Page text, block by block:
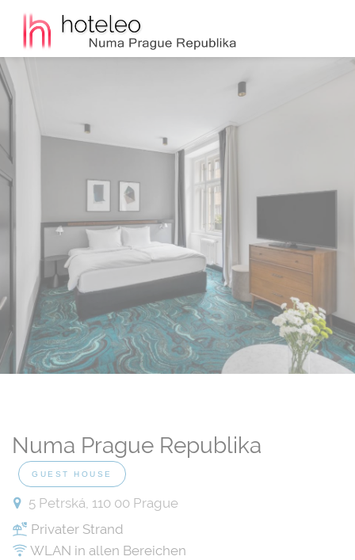
Numa Prague Republika
GUEST HOUSE
5 Petrská, 110 00 Prague
Privater Strand
WLAN in allen Bereichen